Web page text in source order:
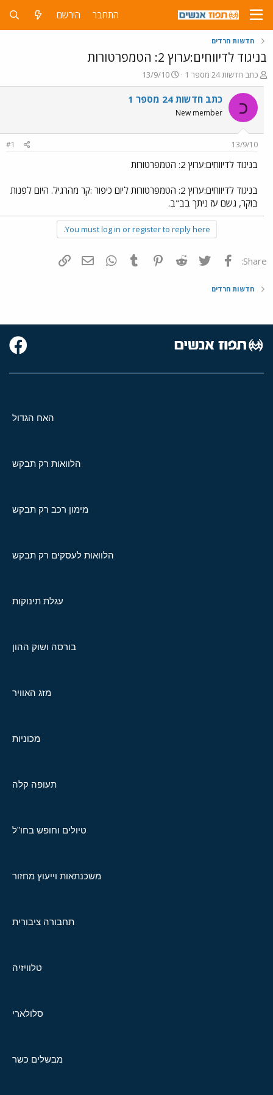
התחבר הירשם
חדשות חרדים
בניגוד לדיווחים:ערוץ 2: הטמפרטורות
פ
ו
ת
ח
ה
ו
ש
א
כתב חדשות 24 מספר 1
פ
ו
ר
ר
13/9/10
כ כתב חדשות 24 מספר 1
New member
13/9/10
#1
בניגוד לדיווחים:ערוץ 2: הטמפרטורות
בניגוד לדיווחים:ערוץ 2: הטמפרטורות ליום כיפור :קר מהרגיל. היום לפנות
בוקר, גשם עז ניתך בב"ב.
You must log in or register to reply here.
Share: פייסבוק Twitter
Reddit
Pinterest
Tumblr
WhatsAppדואר אלקטרוני
חדשות חרדים
האח הגדול
הלוואות רק תבקש
מימון רכב רק תבקש
הלוואות לעסקים רק תבקש
עגלת תינוקות
בורסה ושוק ההון
מזג האוויר
מכוניות
תעופה קלה
טיולים וחופש בחו"ל
משכנתאות וייעוץ מחזור
תחבורה ציבורית
טלוויזיה
סלולארי
מבשלים כשר